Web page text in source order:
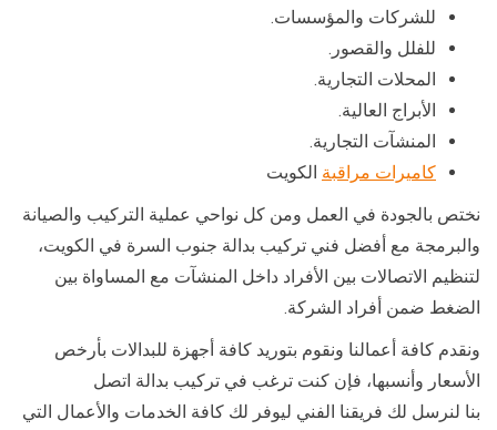
للشركات والمؤسسات.
للفلل والقصور.
المحلات التجارية.
الأبراج العالية.
المنشآت التجارية.
كاميرات مراقبة الكويت
نختص بالجودة في العمل ومن كل نواحي عملية التركيب والصيانة
والبرمجة مع أفضل فني تركيب بدالة جنوب السرة في الكويت،
لتنظيم الاتصالات بين الأفراد داخل المنشآت مع المساواة بين
الضغط ضمن أفراد الشركة.
ونقدم كافة أعمالنا ونقوم بتوريد كافة أجهزة للبدالات بأرخص
الأسعار وأنسبها، فإن كنت ترغب في تركيب بدالة اتصل
بنا لنرسل لك فريقنا الفني ليوفر لك كافة الخدمات والأعمال التي